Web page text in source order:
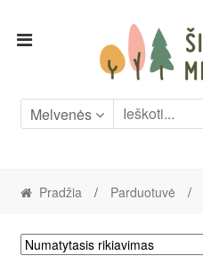
Skip
Skip
Melvenės
Pradžia / Parduotuvė /